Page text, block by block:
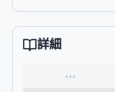
詳細
…